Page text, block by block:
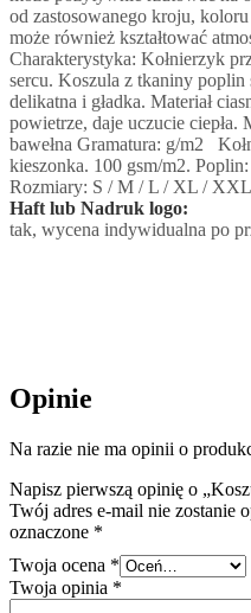
od zastosowanego kroju,
może również kształtować
Charakterystyka: Kołnierzyk
sercu. Koszula z tkaniny
delikatna i gładka. Materiał
powietrze, daje uczucie ciepła.
bawełna Gramatura: g/m2
kieszonka. 100 gsm/m2.
Rozmiary: S / M / L / XL / XXL
Haft lub Nadruk logo:
tak, wycena indywidualna po
Opinie
Na razie nie ma opinii o
Napisz pierwszą opinię o
Twój adres e-mail nie zostanie
oznaczone *
Twoja ocena *
Twoja opinia *